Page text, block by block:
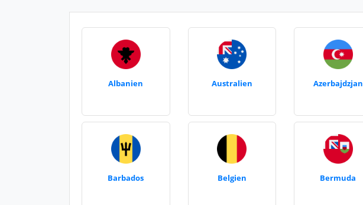
Albanien Australien Azerbajdzjan
Barbados Belgien Bermuda